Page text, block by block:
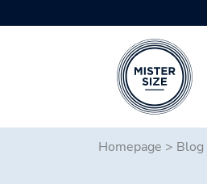
Homepage > Blog